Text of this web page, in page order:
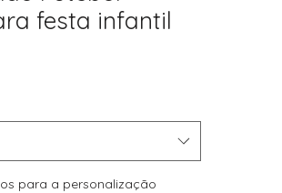
festa infantil
para a personalização